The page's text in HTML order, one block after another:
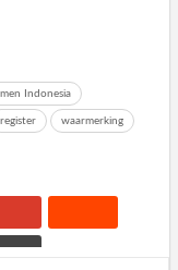
Indonesia
register waarmerking